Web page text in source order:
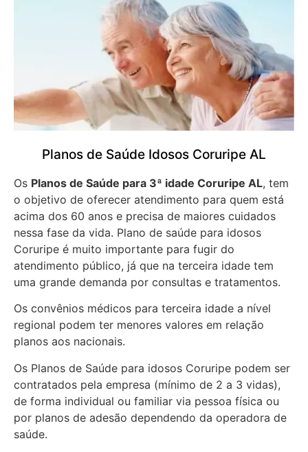
Planos de Saúde Idosos Coruripe AL
Os Planos de Saúde para 3ª idade Coruripe AL, tem
o objetivo de oferecer atendimento para quem está
acima dos 60 anos e precisa de maiores cuidados
nessa fase da vida. Plano de saúde para idosos
Coruripe é muito importante para fugir do
atendimento público, já que na terceira idade tem
uma grande demanda por consultas e tratamentos.
Os convênios médicos para terceira idade a nível
regional podem ter menores valores em relação
planos aos nacionais.
Os Planos de Saúde para idosos Coruripe podem ser
contratados pela empresa (mínimo de 2 a 3 vidas),
de forma individual ou familiar via pessoa física ou
por planos de adesão dependendo da operadora de
saúde.